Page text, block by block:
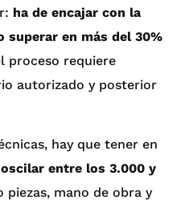
ha de encajar con la
en más del 30%
proceso requiere
autorizado y posterior
hay que tener en
entre los 3.000 y
piezas, mano de obra y